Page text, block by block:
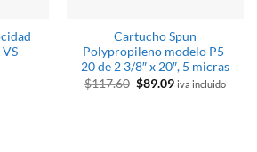
Cartucho Spun
Polypropileno modelo P5-
20 de 2 3/8″ x 20″, 5 micras
$117.60 El
precio
$89.09Eliva incluido